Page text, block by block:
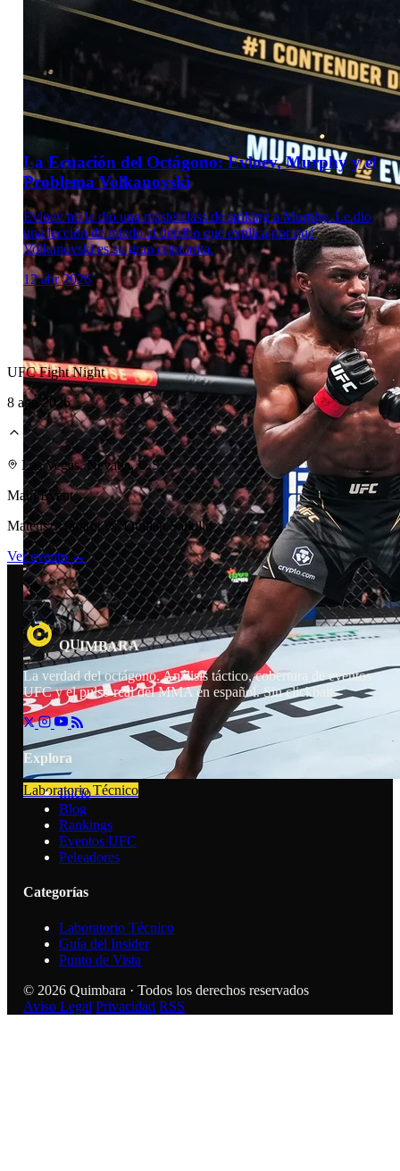
Laboratorio Técnico
Laboratorio Técnico
Laboratorio Técnico
La Ecuación del Octágono: Evloev, Murphy y el
Problema Volkanovski
Evloev no le dio una masterclass de striking a Murphy. Le dio
una lección de miedo al derribo que explica por qué
Volkanovski es su gran criptonita.
12 abr 2026
UFC Fight Night
8 ago 2026
Las Vegas, Nevada, U.S.
Main Event
Mateusz Gamrot vs. Quillan Salkilld
Ver evento →
QUIMBARA
La verdad del octágono. Análisis táctico, cobertura de eventos
UFC y el pulso real del MMA en español. Sin clickbait.
Explora
Inicio
Blog
Rankings
Eventos UFC
Peleadores
Categorías
Laboratorio Técnico
Guía del Insider
Punto de Vista
© 2026 Quimbara · Todos los derechos reservados
Aviso Legal Privacidad RSS